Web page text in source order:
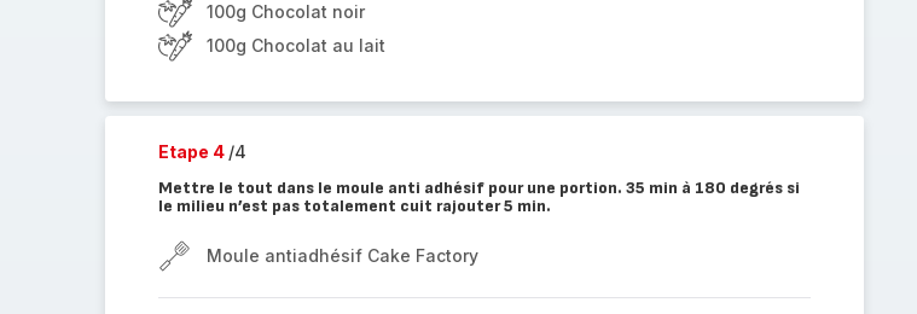
100g Chocolat noir
100g Chocolat au lait
Etape 4 /4
Mettre le tout dans le moule anti adhésif pour une portion. 35 min à 180 degrés si
le milieu n’est pas totalement cuit rajouter 5 min.
Moule antiadhésif Cake Factory